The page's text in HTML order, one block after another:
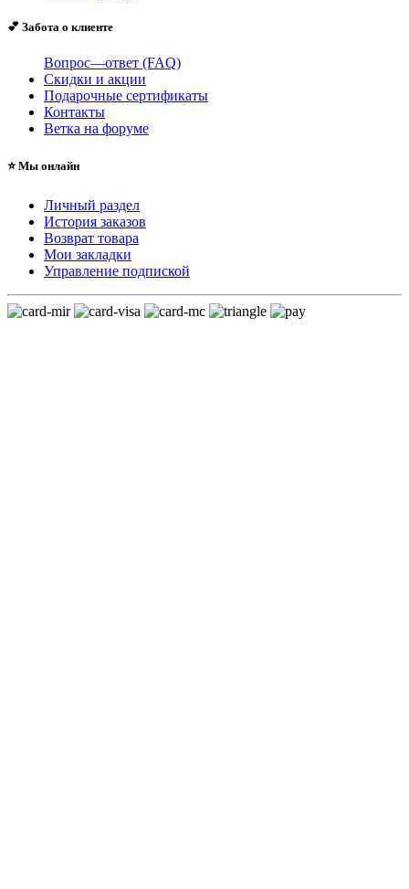
💕 Забота о клиенте
Вопрос—ответ (FAQ)
Скидки и акции
Подарочные сертификаты
Контакты
Ветка на форуме
⭐ Мы онлайн
Личный раздел
История заказов
Возврат товара
Мои закладки
Управление подпиской